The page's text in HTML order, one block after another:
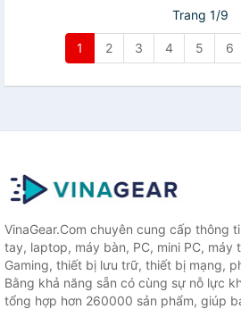
Trang 1/9
1 2 3 4 5 6
VinaGear.Com chuyên cung cấp thông
tay, laptop, máy bàn, PC, mini PC, máy
Gaming, thiết bị lưu trữ, thiết bị mạng,
Bằng khả năng sẵn có cùng sự nỗ lực
tổng hợp hơn 260000 sản phẩm, giúp